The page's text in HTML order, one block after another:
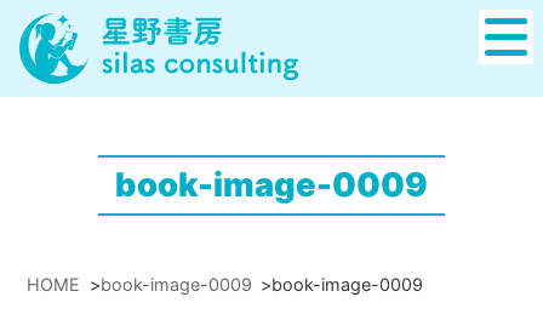
book-image-0009
HOME >book-image-0009 >book-image-0009